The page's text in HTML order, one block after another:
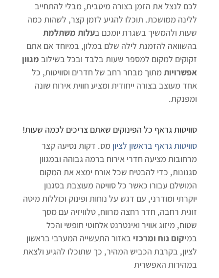
לכם לנצל את הזמן בצורה מיטבית, מבלי להתחייב
ללינה ממושכת. תוכלו להגיע לזמן קצר, לשהות כמה
שעות ולהמשיך בשגרת יומכם בעלות משתלמת
בהשוואה להזמנת לילה שלם במלון, במיוחד אם אתם
זקוקים למקום למספר שעות בלבד ובכל בשילוב מגוון
אפשרויותמתוך מבחר רחב של חדרים וסוויטות, כל
אחד מעוצב בצורה ייחודית ומציע חווית אירוח שונה
ומפנקת.
סוויטות גראף כל הפינוקים שאתם צריכים לכמה שעות!
סוויטות גראף בראשון לציון מס. דקות נסיעה קצר
מרחובות מציעה חדרי אירוח ברמה גבוהה ובמגוון
סגנונות, כדי להבטיח שכל אורח ימצא את המקום
המושלם עבורו כאשר כל סוויטה מעוצבת בסגנון
יוקרתי ומודרני, עם דגש על נוחות ופינוק וכוללות מיטה
זוגית רחבה, חדר רחצה מרווח, טלוויזיה עם מסך
שטוח, מיזוג אוויר ואינטרנט אלחוטי חופשי והכל
במיקום נוח ומרכזי באזור התעשייה המערבי בראשון
לציון, בקרבת הכביש המהיר, כך שתוכלו להגיע ולצאת
במהירות האפשרית